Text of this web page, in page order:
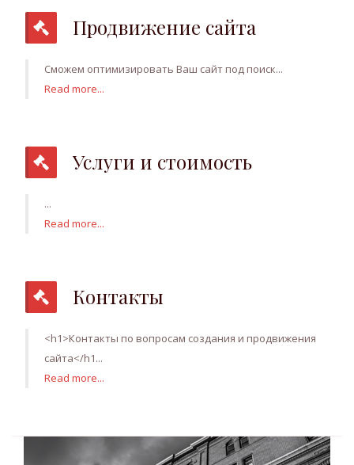
Продвижение сайта
Сможем оптимизировать Ваш сайт под поиск...
Read more...
Услуги и стоимость
...
Read more...
Контакты
<h1>Контакты по вопросам создания и продвижения
сайта</h1...
Read more...